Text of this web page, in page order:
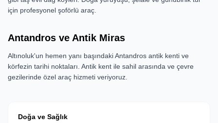
için profesyonel şoförlü araç.
Antandros ve Antik Miras
Altınoluk'un hemen yanı başındaki Antandros antik kenti ve
körfezin tarihi noktaları. Antik kent ile sahil arasında ve çevre
gezilerinde özel araç hizmeti veriyoruz.
Doğa ve Sağlık